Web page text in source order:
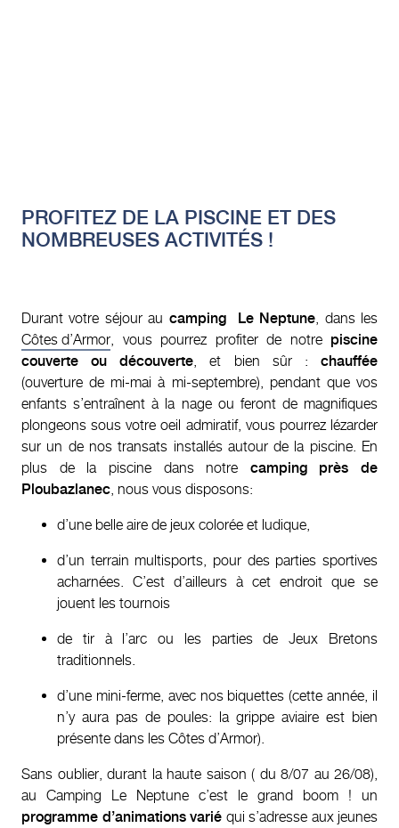
PROFITEZ DE LA PISCINE ET DES
NOMBREUSES ACTIVITÉS !
Durant votre séjour au camping Le Neptune , dans les
Côtes d’Armor , vous pourrez profiter de notre piscine
couverte ou découverte , et bien sûr :chauffée
(ouverture de mi-mai à mi-septembre), pendant que vos
enfants s’entraînent à la nage ou feront de magnifiques
plongeons sous votre oeil admiratif, vous pourrez lézarder
sur un de nos transats installés autour de la piscine. En
plus de la piscine dans notre camping près de
Ploubazlanec , nous vous disposons:
d’une belle aire de jeux colorée et ludique,
d’un terrain multisports, pour des parties sportives
acharnées. C’est d’ailleurs à cet endroit que se
jouent les tournois
de tir à l’arc ou les parties de Jeux Bretons
traditionnels.
d’une mini-ferme, avec nos biquettes (cette année, il
n’y aura pas de poules: la grippe aviaire est bien
présente dans les Côtes d’Armor).
Sans oublier, durant la haute saison ( du 8/07 au 26/08),
au Camping Le Neptune c’est le grand boom ! un
programme d’animations varié qui s’adresse aux jeunes